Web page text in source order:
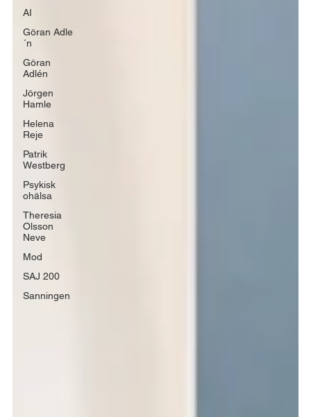
AI
Göran Adle
´n
Göran
Adlén
Jörgen
Hamle
Helena
Reje
Patrik
Westberg
Psykisk
ohälsa
Theresia
Olsson
Neve
Mod
SAJ 200
Sanningen